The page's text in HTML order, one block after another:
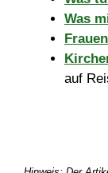
Was
auf